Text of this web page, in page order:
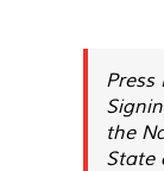
Press
the
State